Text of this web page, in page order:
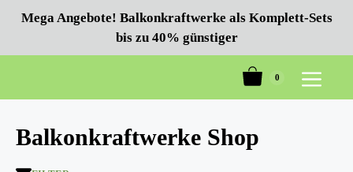
Mega Angebote! Balkonkraftwerke als Komplett-Sets
bis zu 40% günstiger
0
Menü
Balkonkraftwerke Shop